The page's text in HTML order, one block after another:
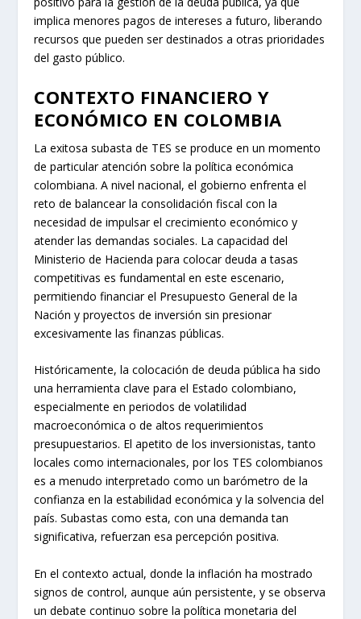
implica menores pagos de intereses a futuro, liberando
recursos que pueden ser destinados a otras prioridades
del gasto público.
CONTEXTO FINANCIERO Y
ECONÓMICO EN COLOMBIA
La exitosa subasta de TES se produce en un momento
de particular atención sobre la política económica
colombiana. A nivel nacional, el gobierno enfrenta el
reto de balancear la consolidación fiscal con la
necesidad de impulsar el crecimiento económico y
atender las demandas sociales. La capacidad del
Ministerio de Hacienda para colocar deuda a tasas
competitivas es fundamental en este escenario,
permitiendo financiar el Presupuesto General de la
Nación y proyectos de inversión sin presionar
excesivamente las finanzas públicas.
Históricamente, la colocación de deuda pública ha sido
una herramienta clave para el Estado colombiano,
especialmente en periodos de volatilidad
macroeconómica o de altos requerimientos
presupuestarios. El apetito de los inversionistas, tanto
locales como internacionales, por los TES colombianos
es a menudo interpretado como un barómetro de la
confianza en la estabilidad económica y la solvencia del
país. Subastas como esta, con una demanda tan
significativa, refuerzan esa percepción positiva.
En el contexto actual, donde la inflación ha mostrado
signos de control, aunque aún persistente, y se observa
un debate continuo sobre la política monetaria del